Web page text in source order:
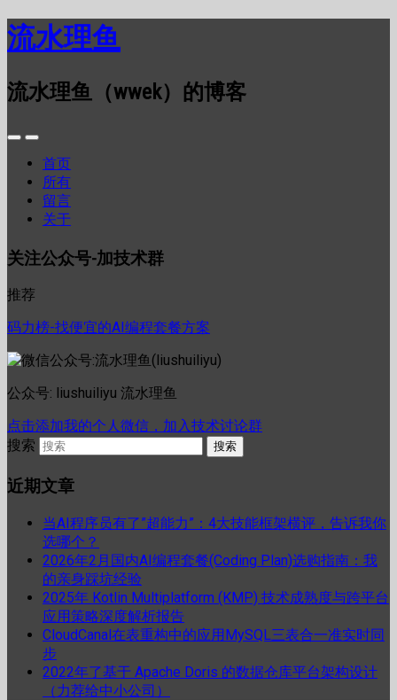
流水理鱼
流水理鱼（wwek）的博客
首页
所有
留言
关于
关注公众号-加技术群
推荐
码力榜-找便宜的AI编程套餐方案
公众号: liushuiliyu 流水理鱼
点击添加我的个人微信，加入技术讨论群
搜索
近期文章
当AI程序员有了”超能力”：4大技能框架横评，告诉我你
选哪个？
2026年2月国内AI编程套餐(Coding Plan)选购指南：我
的亲身踩坑经验
2025年 Kotlin Multiplatform (KMP) 技术成熟度与跨平台
应用策略深度解析报告
CloudCanal在表重构中的应用MySQL三表合一准实时同
步
2022年了基于 Apache Doris 的数据仓库平台架构设计
（力荐给中小公司）